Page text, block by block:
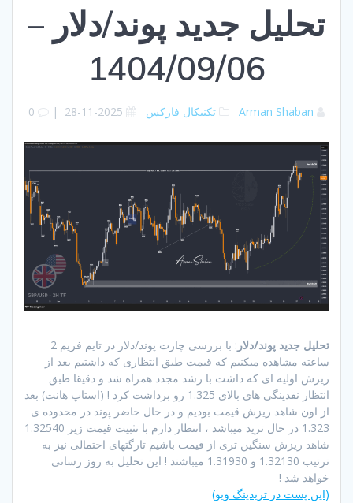
تحلیل جدید پوند/دلار –
1404/09/06
Arman Shaban تکنیکال فارکس 2025-11-28
|
0
تحلیل جدید پوند/دلار
: با بررسی چارت پوند/دلار در تایم فریم 2
ساعته مشاهده میکنیم که قیمت طبق انتظاری که داشتیم بعد از
ریزش اولیه ای که داشت با رشد مجدد همراه شد و دقیقا طبق
انتظار نقدینگی های بالای 1.325 رو برداشت کرد ! (استاپ هانت) بعد
از اون شاهد ریزش قیمت بودیم و در حال حاضر پوند در محدوده ی
1.323 در حال ترید میباشد ، انتظار دارم با تثبیت قیمت زیر 1.32540
شاهد ریزش سنگین تری از قیمت باشیم تارگتهای احتمالی نیز به
ترتیب 1.32130 و 1.31930 میباشند ! این تحلیل به روز رسانی
خواهد شد !
(این پست در تریدینگ ویو)